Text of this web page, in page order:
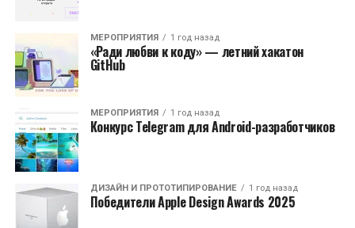
МЕРОПРИЯТИЯ 1 год назад
«Ради любви к коду» — летний хакатон
GitHub
МЕРОПРИЯТИЯ 1 год назад
Конкурс Telegram для Android-разработчиков
ДИЗАЙН И ПРОТОТИПИРОВАНИЕ 1 год назад
Победители Apple Design Awards 2025